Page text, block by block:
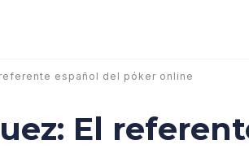
español del póker online
El